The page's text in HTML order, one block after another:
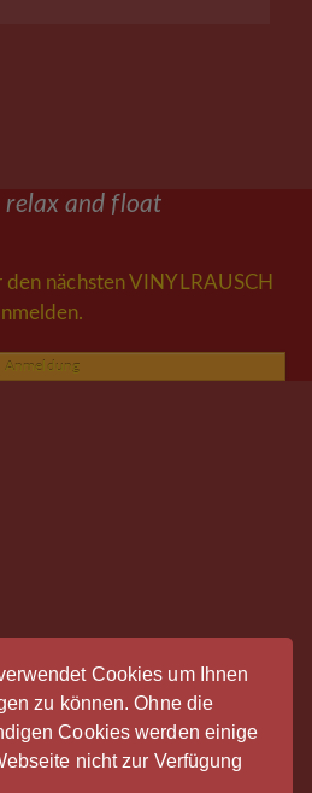
Cookies um Ihnen
zu können. Ohne die
Cookies werden einige
nicht zur Verfügung
relax and float
den nächsten VINYLRAUSCH
Anmeldung